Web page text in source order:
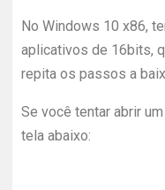
No Windows 10 x86,
aplicativos de 16bits,
repita os passos a
Se você tentar abrir
tela abaixo: